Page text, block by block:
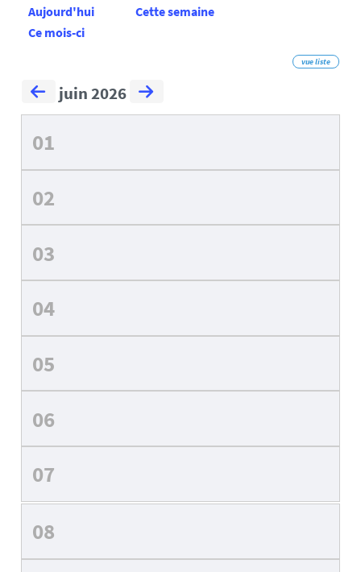
Aujourd'hui
Cette semaine
Ce mois-ci
vue liste
juin 2026
01
02
03
04
05
06
07
08